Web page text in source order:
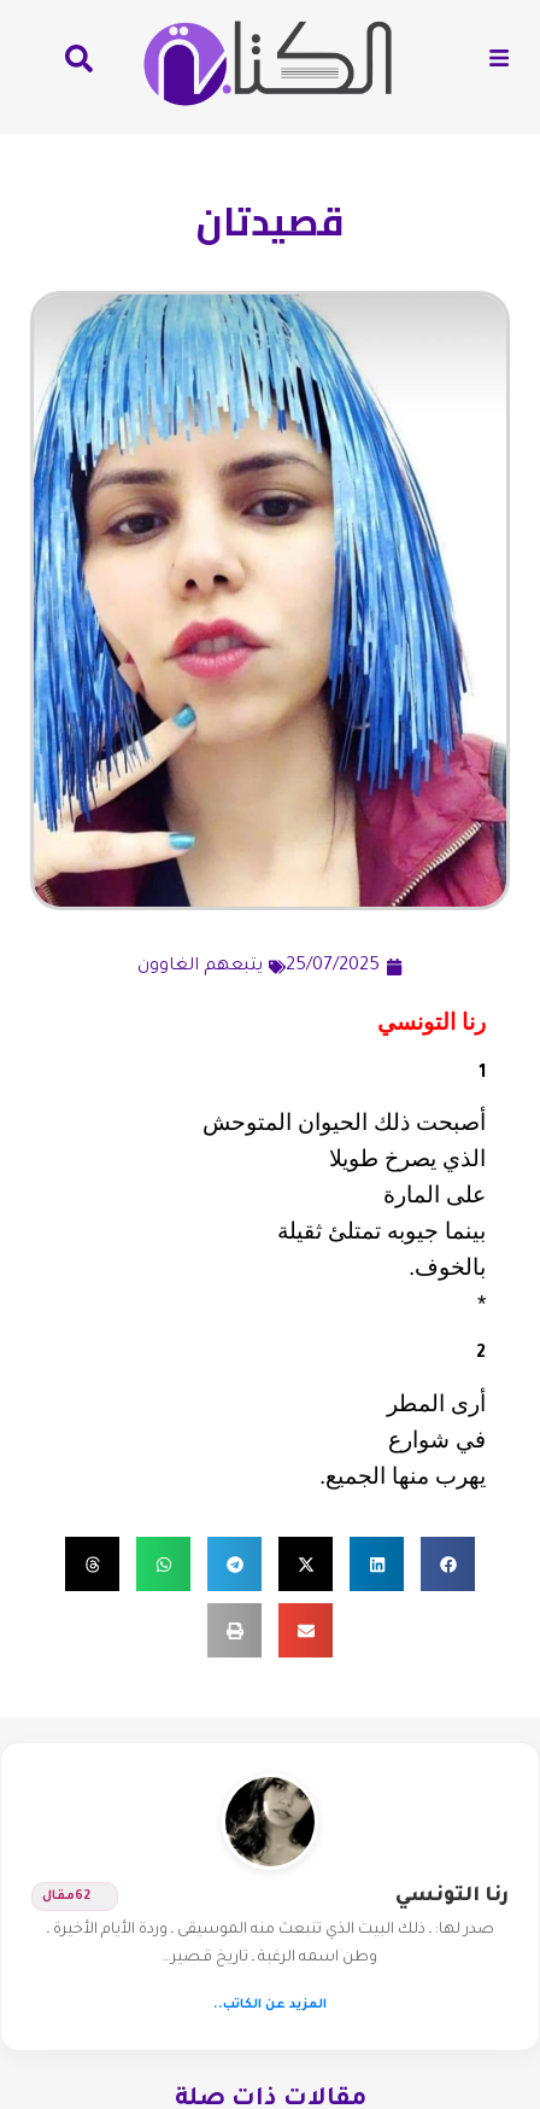
قصيدتان
25/07/2025 يتبعهم الغاوون
رنا التونسي
1
أصبحت ذلك الحيوان المتوحش
الذي يصرخ طويلا
على المارة
بينما جيوبه تمتلئ ثقيلة
بالخوف.
*
2
أرى المطر
في شوارع
يهرب منها الجميع.
رنا التونسي 62مقال
صدر لها: ـ ذلك البيت الذي تنبعث منه الموسيقى ـ وردة الأيام الأخيرة ـ
وطن اسمه الرغبة ـ تاريخ قـصير…
المزيد عن الكاتب..
مقالات ذات صلة